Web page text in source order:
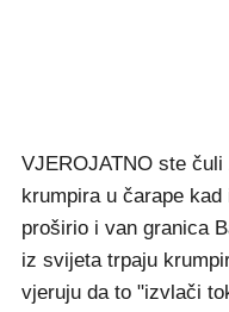
VJEROJATNO ste
krumpira u čarape
proširio i van granica
iz svijeta trpaju
vjeruju da to "izvlači